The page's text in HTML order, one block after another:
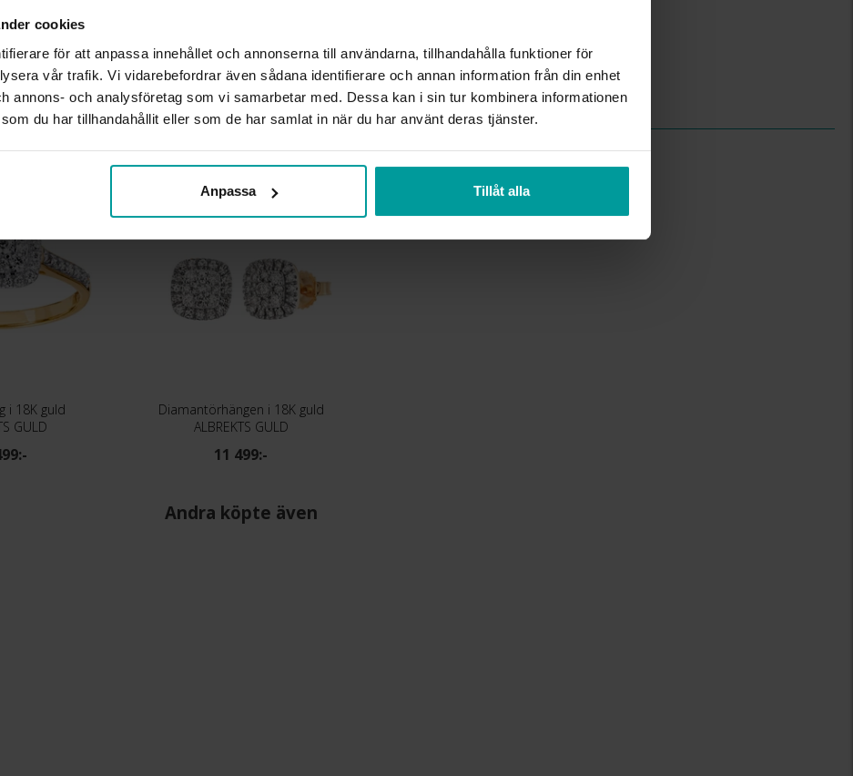
cookies
för att anpassa innehållet och annonserna till användarna, tillhandahålla funktioner för
vår trafik. Vi vidarebefordrar även sådana identifierare och annan information från din enhet
annons- och analysföretag som vi samarbetar med. Dessa kan i sin tur kombinera informationen
du har tillhandahållit eller som de har samlat in när du har använt deras tjänster.
Anpassa Tillåt alla
DIAMANTKLARHET
P
VIKT CA (GRAM)
1,50
TOTAL CARAT
0,25
Liknande produkter
i 18K guld
GULD
Diamantörhängen i 18K guld
ALBREKTS GULD
11 499:-
Andra köpte även